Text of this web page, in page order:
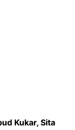
Kukar, Sita